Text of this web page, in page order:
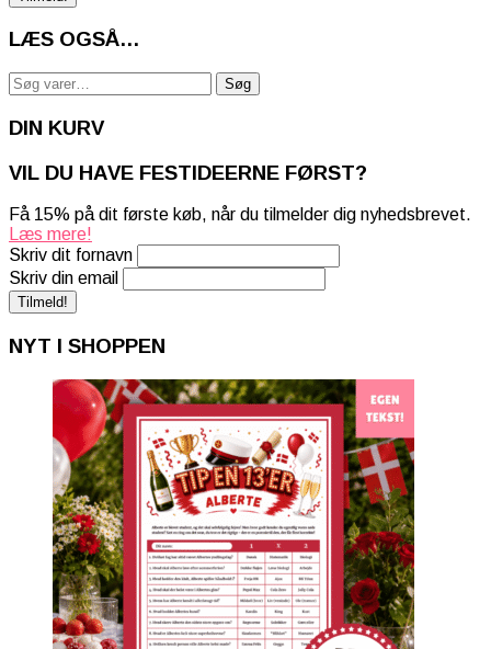
LÆS OGSÅ…
Søg
efter:
Søg
DIN KURV
VIL DU HAVE FESTIDEERNE FØRST?
Få 15% på dit første køb, når du tilmelder dig nyhedsbrevet.
Læs mere!
Skriv dit fornavn
Skriv din email
NYT I SHOPPEN